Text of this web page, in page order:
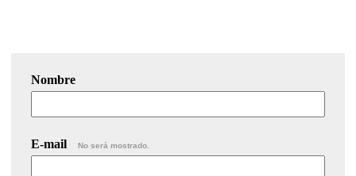
Nombre
E-mail No será mostrado.